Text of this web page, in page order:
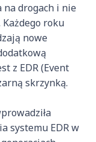
na drogach i nie
roku
nowe
z EDR (Event
skrzynką.
systemu EDR w